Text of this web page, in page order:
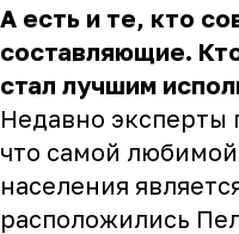
А есть и те, кто
составляющие.
стал лучшим
Недавно эксперты
что самой
населения
расположились